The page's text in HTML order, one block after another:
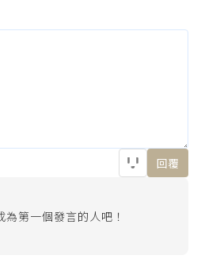
回覆
第一個發言的人吧！